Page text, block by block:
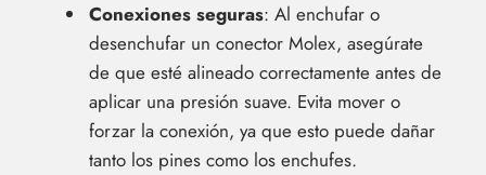
Conexiones seguras: Al enchufar o
desenchufar un conector Molex, asegúrate
de que esté alineado correctamente antes de
aplicar una presión suave. Evita mover o
forzar la conexión, ya que esto puede dañar
tanto los pines como los enchufes.